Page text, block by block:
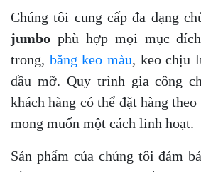
Chúng tôi cung cấp đa dạng
jumbo phù hợp mọi mục
trong, băng keo màu, keo chịu
dầu mỡ. Quy trình gia công
khách hàng có thể đặt hàng
mong muốn một cách linh hoạt.
Sản phẩm của chúng tôi đảm